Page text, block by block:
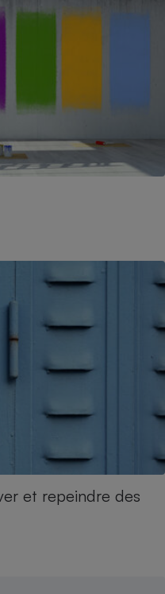
et repeindre des